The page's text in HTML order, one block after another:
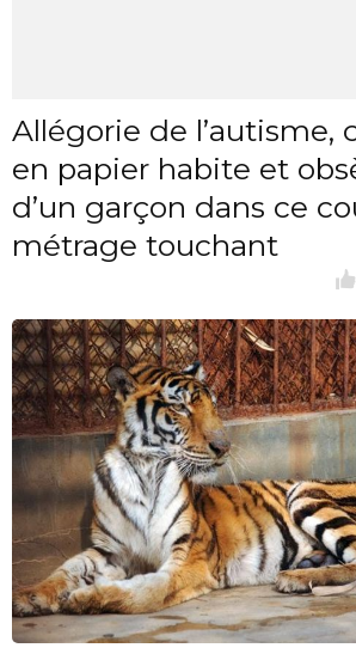
Allégorie de l’autisme,
en papier habite et
d’un garçon dans ce
métrage touchant